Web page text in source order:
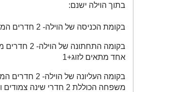
בתוך הוילה ישנם:
בקומת הכניסה של הוילה- 2 חדרים המתאימים לזוג + 1
אחד מתאים לזוג+1
משפחה הכוללת 2 חדרי שינה צמודים ומתאימה לזוג+6